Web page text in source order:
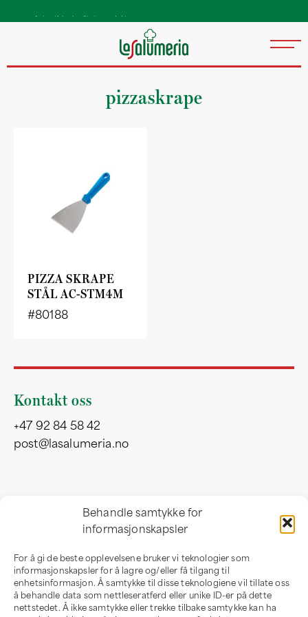
Behandle samtykke for
informasjonskapsler
For å gi de beste opplevelsene bruker vi teknologier som
informasjonskapsler for å lagre og/eller få tilgang til
enhetsinformasjon. Å samtykke til disse teknologiene vil tillate oss
å behandle data som nettleseratferd eller unike ID-er på dette
nettstedet. Å ikke samtykke eller trekke tilbake samtykke kan ha
pizzaskrape
PIZZA SKRAPE
STÅL AC-STM4M
#80188
Kontakt oss
+47 92 84 58 42
post@lasalumeria.no
Professor Birkelandsvei 32 b
1081 Oslo
Norge